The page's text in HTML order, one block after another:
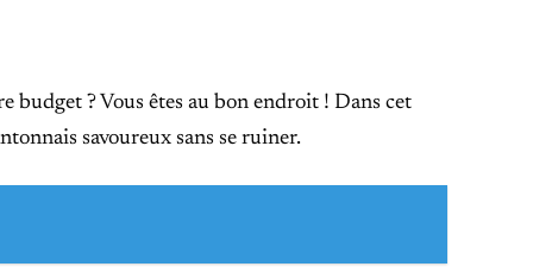
budget ? Vous êtes au bon endroit ! Dans cet
savoureux sans se ruiner.